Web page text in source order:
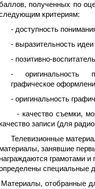
полученных по
критериям:
- доступность
- выразительность
- позитивно-
- оригинальность
графическое
- оригинальность
- качество съемки,
качество записи (для
Телевизионные
материалы, занявшие
награждаются грамотами
специальные
Материалы, отобранные